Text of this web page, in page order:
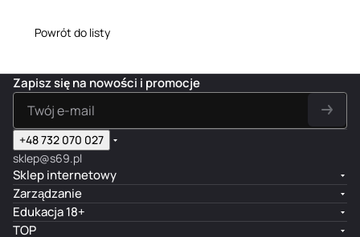
Powrót do listy
Zapisz się na nowości i promocje
+48 732 070 027
sklep@s69.pl
Sklep internetowy
Zarządzanie
Edukacja 18+
TOP